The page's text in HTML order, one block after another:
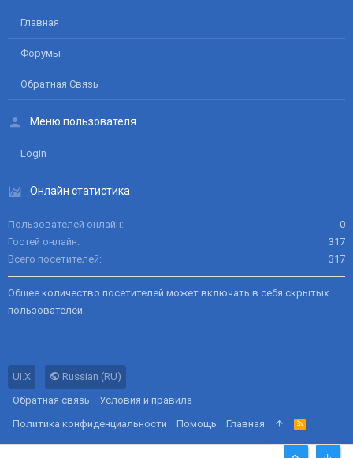
Главная
Форумы
Обратная Связь
Меню пользователя
Login
Онлайн статистика
Пользователей онлайн
0
Гостей онлайн
317
Всего посетителей
317
Общее количество посетителей может включать в себя скрытых
пользователей.
UI.X
Russian (RU)
Обратная связь
Условия и правила
Политика конфиденциальности
Помощь Главная
R
S
S